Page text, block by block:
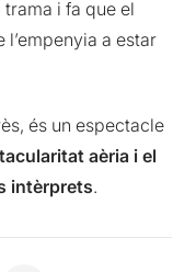
i fa que el
l’empenyia a estar
és un espectacle
aèria i el
intèrprets.